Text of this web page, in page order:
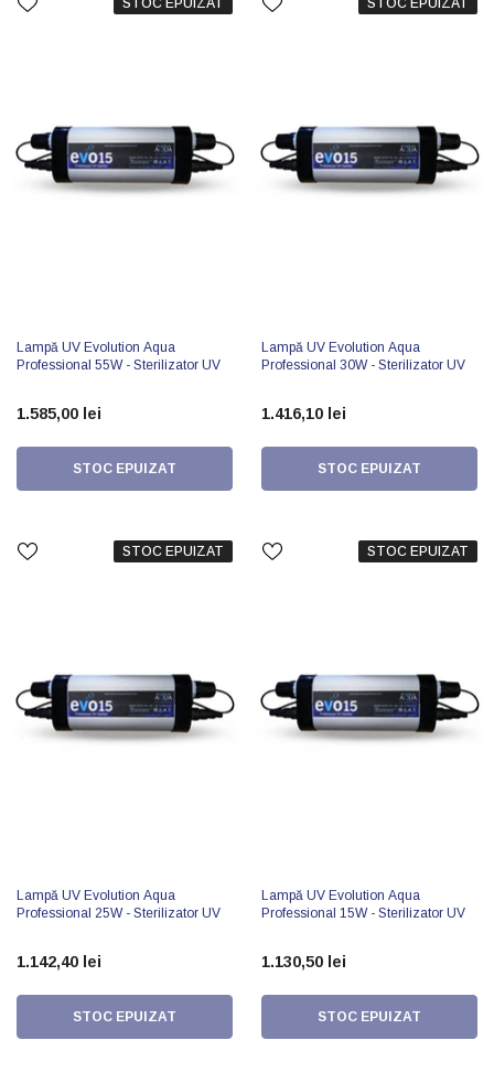
STOC EPUIZAT
Lampă UV Evolution Aqua
Professional 55W - Sterilizator UV
1.585,00 lei
STOC EPUIZAT
STOC EPUIZAT
Lampă UV Evolution Aqua
Professional 30W - Sterilizator UV
1.416,10 lei
STOC EPUIZAT
STOC EPUIZAT
Lampă UV Evolution Aqua
Professional 25W - Sterilizator UV
1.142,40 lei
STOC EPUIZAT
STOC EPUIZAT
Lampă UV Evolution Aqua
Professional 15W - Sterilizator UV
1.130,50 lei
STOC EPUIZAT